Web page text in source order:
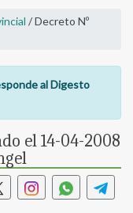
/ Decreto Nº
al Digesto
el 14-04-2008